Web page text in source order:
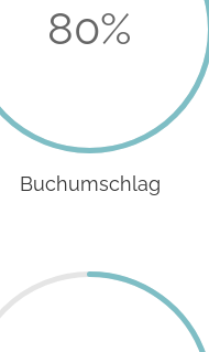
80%
Buchumschlag